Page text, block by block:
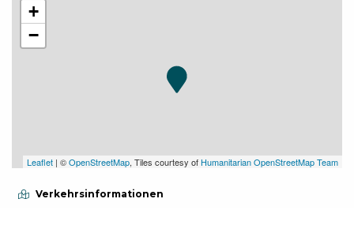
+
−
Leaflet | ©OpenStreetMap, Tiles courtesy of Humanitarian OpenStreetMap Team
Verkehrsinformationen